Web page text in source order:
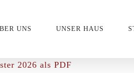
UNS UNSER HAUS
2026 als PDF